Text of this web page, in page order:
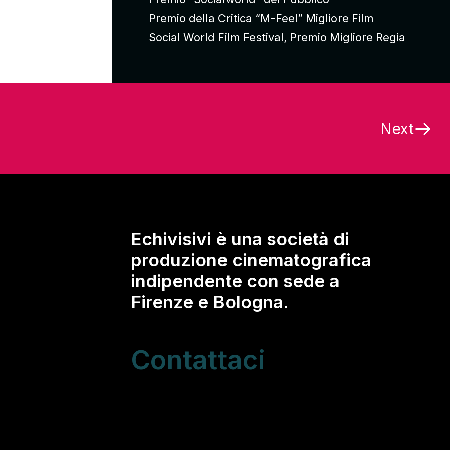
Premio della Critica “M-Feel” Migliore Film
Social World Film Festival, Premio Migliore Regia
Next
Echivisivi è una società di
produzione cinematografica
indipendente con sede a
Firenze e Bologna.
Contattaci